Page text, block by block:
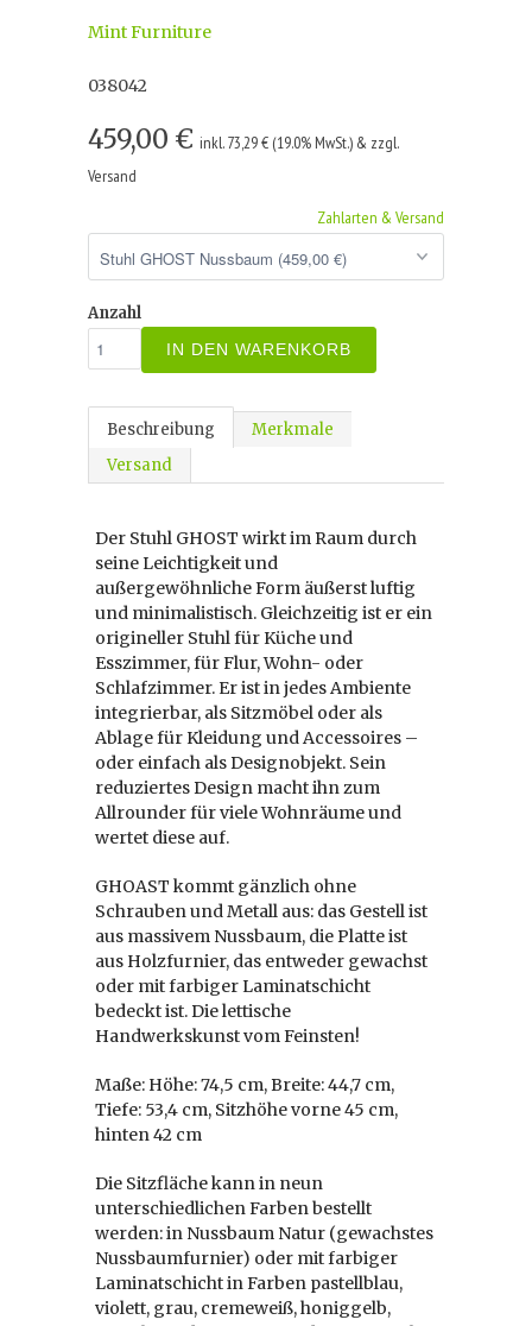
Mint Furniture
038042
459,00 € inkl. 73,29 € (19.0% MwSt.) & zzgl.
Versand
Zahlarten & Versand
Anzahl
IN DEN WARENKORB
Beschreibung
Merkmale
Versand
Der Stuhl GHOST wirkt im Raum durch
seine Leichtigkeit und
außergewöhnliche Form äußerst luftig
und minimalistisch. Gleichzeitig ist er ein
origineller Stuhl für Küche und
Esszimmer, für Flur, Wohn- oder
Schlafzimmer. Er ist in jedes Ambiente
integrierbar, als Sitzmöbel oder als
Ablage für Kleidung und Accessoires –
oder einfach als Designobjekt. Sein
reduziertes Design macht ihn zum
Allrounder für viele Wohnräume und
wertet diese auf.
GHOAST kommt gänzlich ohne
Schrauben und Metall aus: das Gestell ist
aus massivem Nussbaum, die Platte ist
aus Holzfurnier, das entweder gewachst
oder mit farbiger Laminatschicht
bedeckt ist. Die lettische
Handwerkskunst vom Feinsten!
Maße: Höhe: 74,5 cm, Breite: 44,7 cm,
Tiefe: 53,4 cm, Sitzhöhe vorne 45 cm,
hinten 42 cm
Die Sitzfläche kann in neun
unterschiedlichen Farben bestellt
werden: in Nussbaum Natur (gewachstes
Nussbaumfurnier) oder mit farbiger
Laminatschicht in Farben pastellblau,
violett, grau, cremeweiß, honiggelb,